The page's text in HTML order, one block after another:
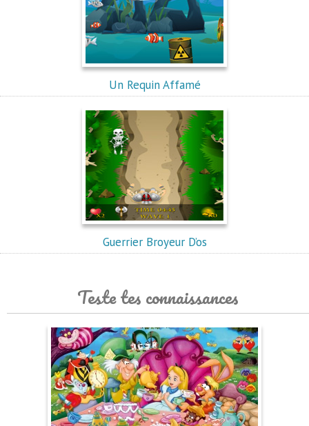
Un Requin Affamé
Guerrier Broyeur D’os
Teste tes connaissances